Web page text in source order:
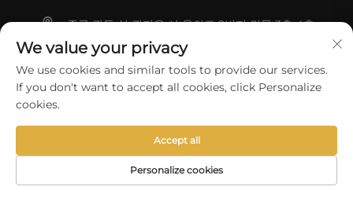
중국 광동 성 광저우 시 용의로 2번지 건물 3층-4층
+86-13824494018
[email protected]
Copyright © 2026 광저우 Aopu 조명 장비 유한회사. 판권 소유
We value your privacy
We use cookies and similar tools to provide our services.
If you don't want to accept all cookies, click Personalize
cookies.
Personalize cookies
Accept all